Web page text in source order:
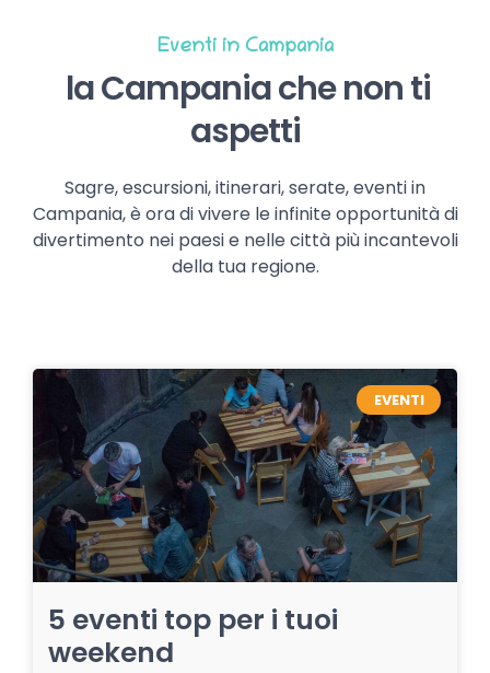
Eventi in Campania
la Campania che non ti
aspetti
Sagre, escursioni, itinerari, serate, eventi in
Campania, è ora di vivere le infinite opportunità di
divertimento nei paesi e nelle città più incantevoli
della tua regione.
EVENTI
5 eventi top per i tuoi
weekend